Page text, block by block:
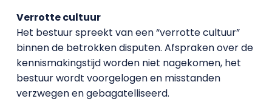
Verrotte cultuur
Het bestuur spreekt van een “verrotte cultuur”
binnen de betrokken disputen. Afspraken over de
kennismakingstijd worden niet nagekomen, het
bestuur wordt voorgelogen en misstanden
verzwegen en gebagatelliseerd.